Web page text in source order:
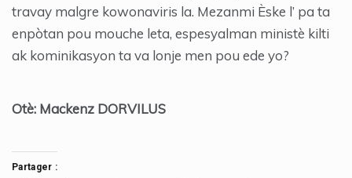
travay malgre kowonaviris la. Mezanmi Èske l’ pa ta
enpòtan pou mouche leta, espesyalman ministè kilti
ak kominikasyon ta va lonje men pou ede yo?
Otè: Mackenz DORVILUS
Partager :